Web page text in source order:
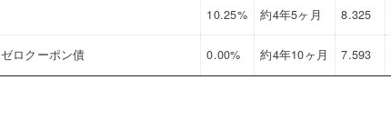
10.25% 約4年5ヶ月 8.325
ロクーポン債 0.00% 約4年10ヶ月 7.593